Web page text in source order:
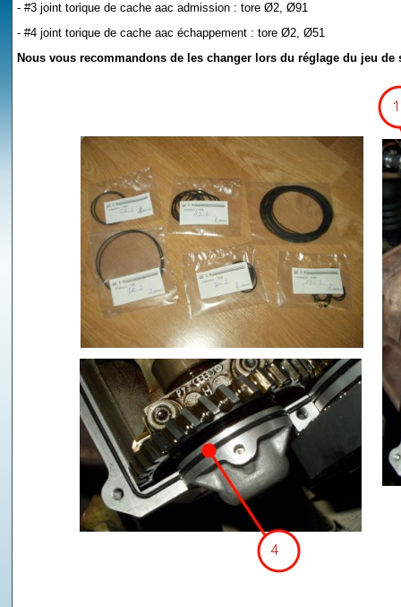
- #3 joint torique de cache aac admission : tore Ø2, Ø91
- #4 joint torique de cache aac échappement : tore Ø2, Ø51
Nous vous recommandons de les changer lors du réglage du jeu de